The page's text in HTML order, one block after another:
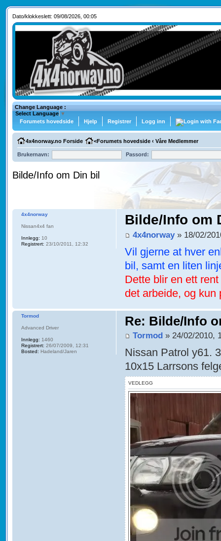
Dato/klokkeslett: 09/08/2026, 00:05
Change Language :
Select Language ▼
Forumets hovedside
Hjelp Registrer Logg inn
4x4norway.no Forside <Forumets hovedside ‹ Våre Medlemmer
Brukernavn: Passord:
Bilde/Info om Din bil
Bilde/Info om
4x4norway» 18/02/
Vil gjerne at hver
bil, samt en liten
Dette blir en ett
det arbeide, og
4x4norway
Nissan4x4 fan
Innlegg: 10
Registrert: 23/10/2011, 12:32
Re: Bilde/Info
Tormod » 24/02/2010,
Nissan Patrol y61.
10x15 Larrsons
VEDLEGG
Tormod
Advanced Driver
Innlegg: 1460
Registrert: 26/07/2009, 12:31
Bosted: Hadeland/Jaren